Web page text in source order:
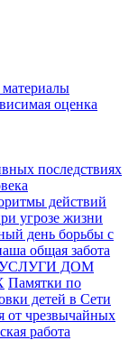
оценка
последствиях
действий
угрозе жизни
день борьбы с
общая забота
ДОМ
Памятки по
детей в Сети
от чрезвычайных
работа